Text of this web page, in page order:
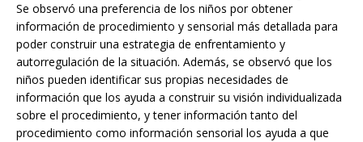
Se observó una preferencia de los niños por obtener
información de procedimiento y sensorial más detallada para
poder construir una estrategia de enfrentamiento y
autorregulación de la situación. Además, se observó que los
niños pueden identificar sus propias necesidades de
información que los ayuda a construir su visión individualizada
sobre el procedimiento, y tener información tanto del
procedimiento como información sensorial los ayuda a que